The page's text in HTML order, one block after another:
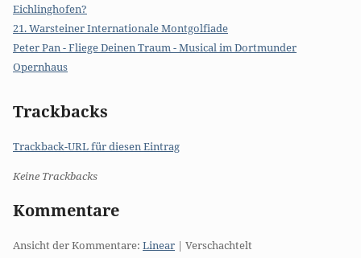
Eichlinghofen?
21. Warsteiner Internationale Montgolfiade
Peter Pan - Fliege Deinen Traum - Musical im Dortmunder
Opernhaus
Trackbacks
Trackback-URL für diesen Eintrag
Keine Trackbacks
Kommentare
Ansicht der Kommentare: Linear | Verschachtelt